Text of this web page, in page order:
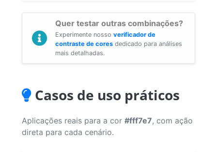
Quer testar outras combinações?
Experimente nosso verificador de
contraste de cores dedicado para análises
mais detalhadas.
Casos de uso práticos
Aplicações reais para a cor #fff7e7, com ação
direta para cada cenário.